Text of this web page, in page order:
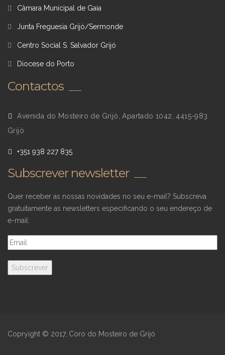
Câmara Municipal de Gaia
Junta Freguesia Grijó/Sermonde
Centro Social S. Salvador Grijó
Diocese do Porto
Contactos
Avenida do Mosteiro de Grijó, Apartado 1042, 4415-983
Grijó
+351 938 227 835
Subscrever newsletter
Quer receber as nossas novidades no seu e-mail? Subscreva
gratuitamente as newsletters especificando o seu endereço de
e-mail:
Copryight © 2017, Coro do Mosteiro de Grijó